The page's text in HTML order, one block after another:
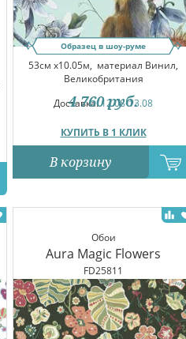
Образец в шоу-руме
53см x10.05м, материал Винил,
Великобритания
Доставка:12.08-13.08
КУПИТЬ В 1 КЛИК
4 760 руб.
В корзину
Обои
Aura Magic Flowers
FD25811